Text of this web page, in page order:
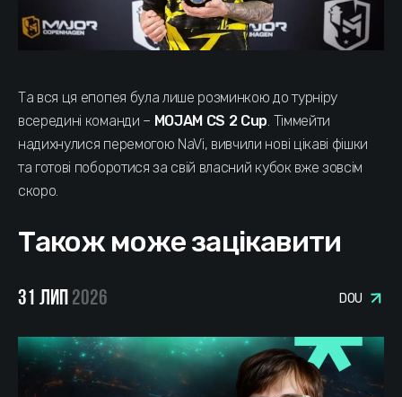
Та вся ця епопея була лише розминкою до турніру
всередині команди – MOJAM CS 2 Cup . Тіммейти
надихнулися перемогою NaVi, вивчили нові цікаві фішки
та готові поборотися за свій власний кубок вже зовсім
скоро.
Також може зацікавити
31 ЛИП2026 DOU